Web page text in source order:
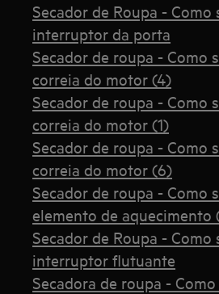
Secador de Roupa -
interruptor da porta
Secador de roupa - Como
correia do motor (4)
Secador de roupa - Como
correia do motor (1)
Secador de roupa - Como
correia do motor (6)
Secador de roupa - Como
elemento de aquecimento
Secador de Roupa -
interruptor flutuante
Secadora de roupa -